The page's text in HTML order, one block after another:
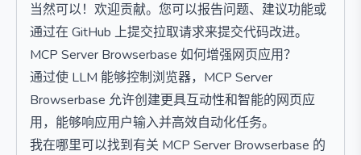
当然可以！欢迎贡献。您可以报告问题、建议功能或
通过在 GitHub 上提交拉取请求来提交代码改进。
MCP Server Browserbase 如何增强网页应用？
通过使 LLM 能够控制浏览器，MCP Server
Browserbase 允许创建更具互动性和智能的网页应
用，能够响应用户输入并高效自动化任务。
我在哪里可以找到有关 MCP Server Browserbase 的